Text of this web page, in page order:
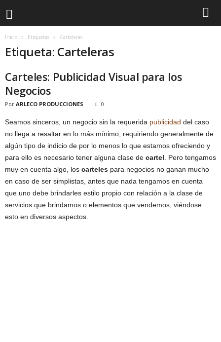
Inicio Etiquetas Carteleras
Etiqueta: Carteleras
Carteles: Publicidad Visual para los
Negocios
Por ARLECO PRODUCCIONES 0
Seamos sinceros, un negocio sin la requerida publicidad del caso
no llega a resaltar en lo más mínimo, requiriendo generalmente de
algún tipo de indicio de por lo menos lo que estamos ofreciendo y
para ello es necesario tener alguna clase de cartel . Pero tengamos
muy en cuenta algo, los carteles para negocios no ganan mucho
en caso de ser simplistas, antes que nada tengamos en cuenta
que uno debe brindarles estilo propio con relación a la clase de
servicios que brindamos o elementos que vendemos, viéndose
esto en diversos aspectos.